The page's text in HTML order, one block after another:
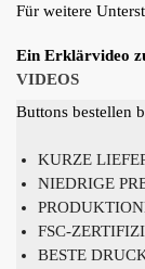
Für weitere
Ein Erklärvideo
VIDEOS
Buttons bestellen
KURZE
NIEDRIGE
FSC-
BESTE